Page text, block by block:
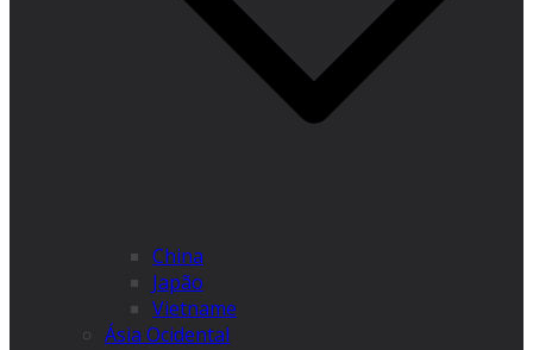
China
Japão
Vietname
Ásia Ocidental